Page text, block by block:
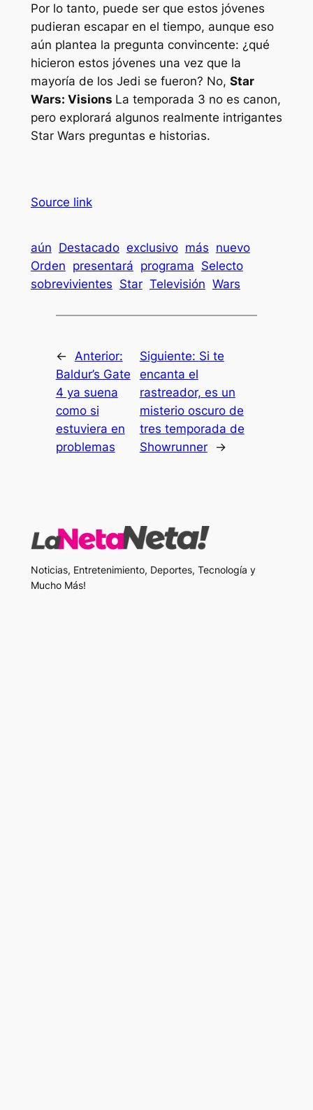
Por lo tanto, puede ser que estos jóvenes
pudieran escapar en el tiempo, aunque eso
aún plantea la pregunta convincente: ¿qué
hicieron estos jóvenes una vez que la
mayoría de los Jedi se fueron? No, Star
Wars: Visions La temporada 3 no es canon,
pero explorará algunos realmente intrigantes
Star Wars preguntas e historias.
Source link
aún Destacado exclusivo más nuevo
Orden presentará programa Selecto
sobrevivientes Star Televisión Wars
← Anterior:
Baldur’s Gate
4 ya suena
como si
estuviera en
problemas
Siguiente: Si te
encanta el
rastreador, es un
misterio oscuro de
tres temporada de
Showrunner
→
Noticias, Entretenimiento, Deportes, Tecnología y
Mucho Más!